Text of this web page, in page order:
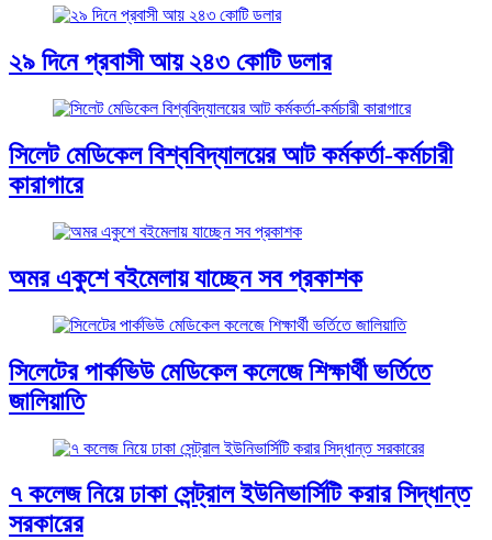
২৯ দিনে প্রবাসী আয় ২৪৩ কোটি ডলার
সিলেট মেডিকেল বিশ্ববিদ্যালয়ের আট কর্মকর্তা-কর্মচারী
কারাগারে
অমর একুশে বইমেলায় যাচ্ছেন সব প্রকাশক
সিলেটের পার্কভিউ মেডিকেল কলেজে শিক্ষার্থী ভর্তিতে
জালিয়াতি
৭ কলেজ নিয়ে ঢাকা সেন্ট্রাল ইউনিভার্সিটি করার সিদ্ধান্ত
সরকারের